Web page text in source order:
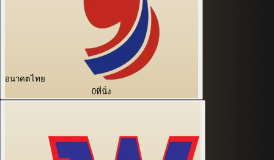
อนาคตไทย
0ที่นั่ง